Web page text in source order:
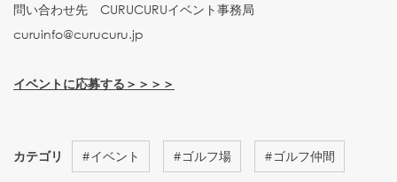
問い合わせ先 CURUCURUイベント事務局
curuinfo@curucuru.jp
イベントに応募する＞＞＞＞
カテゴリ #イベント #ゴルフ場 #ゴルフ仲間